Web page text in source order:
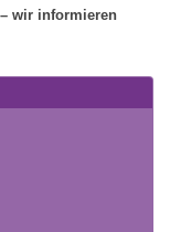
wir informieren